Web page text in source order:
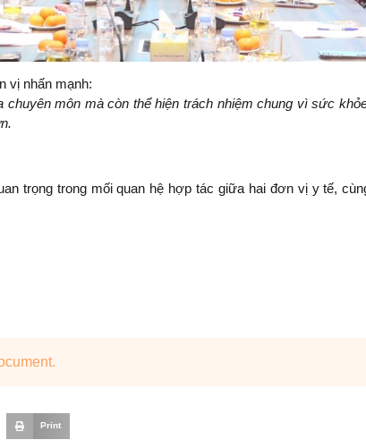
vị nhấn mạnh:
chuyên môn mà còn thể hiện trách nhiệm chung vì sức
trọng trong mối quan hệ hợp tác giữa hai đơn vị y tế,
Print